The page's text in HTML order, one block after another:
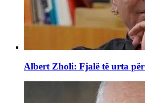
Albert Zholi: Fjalë të urta